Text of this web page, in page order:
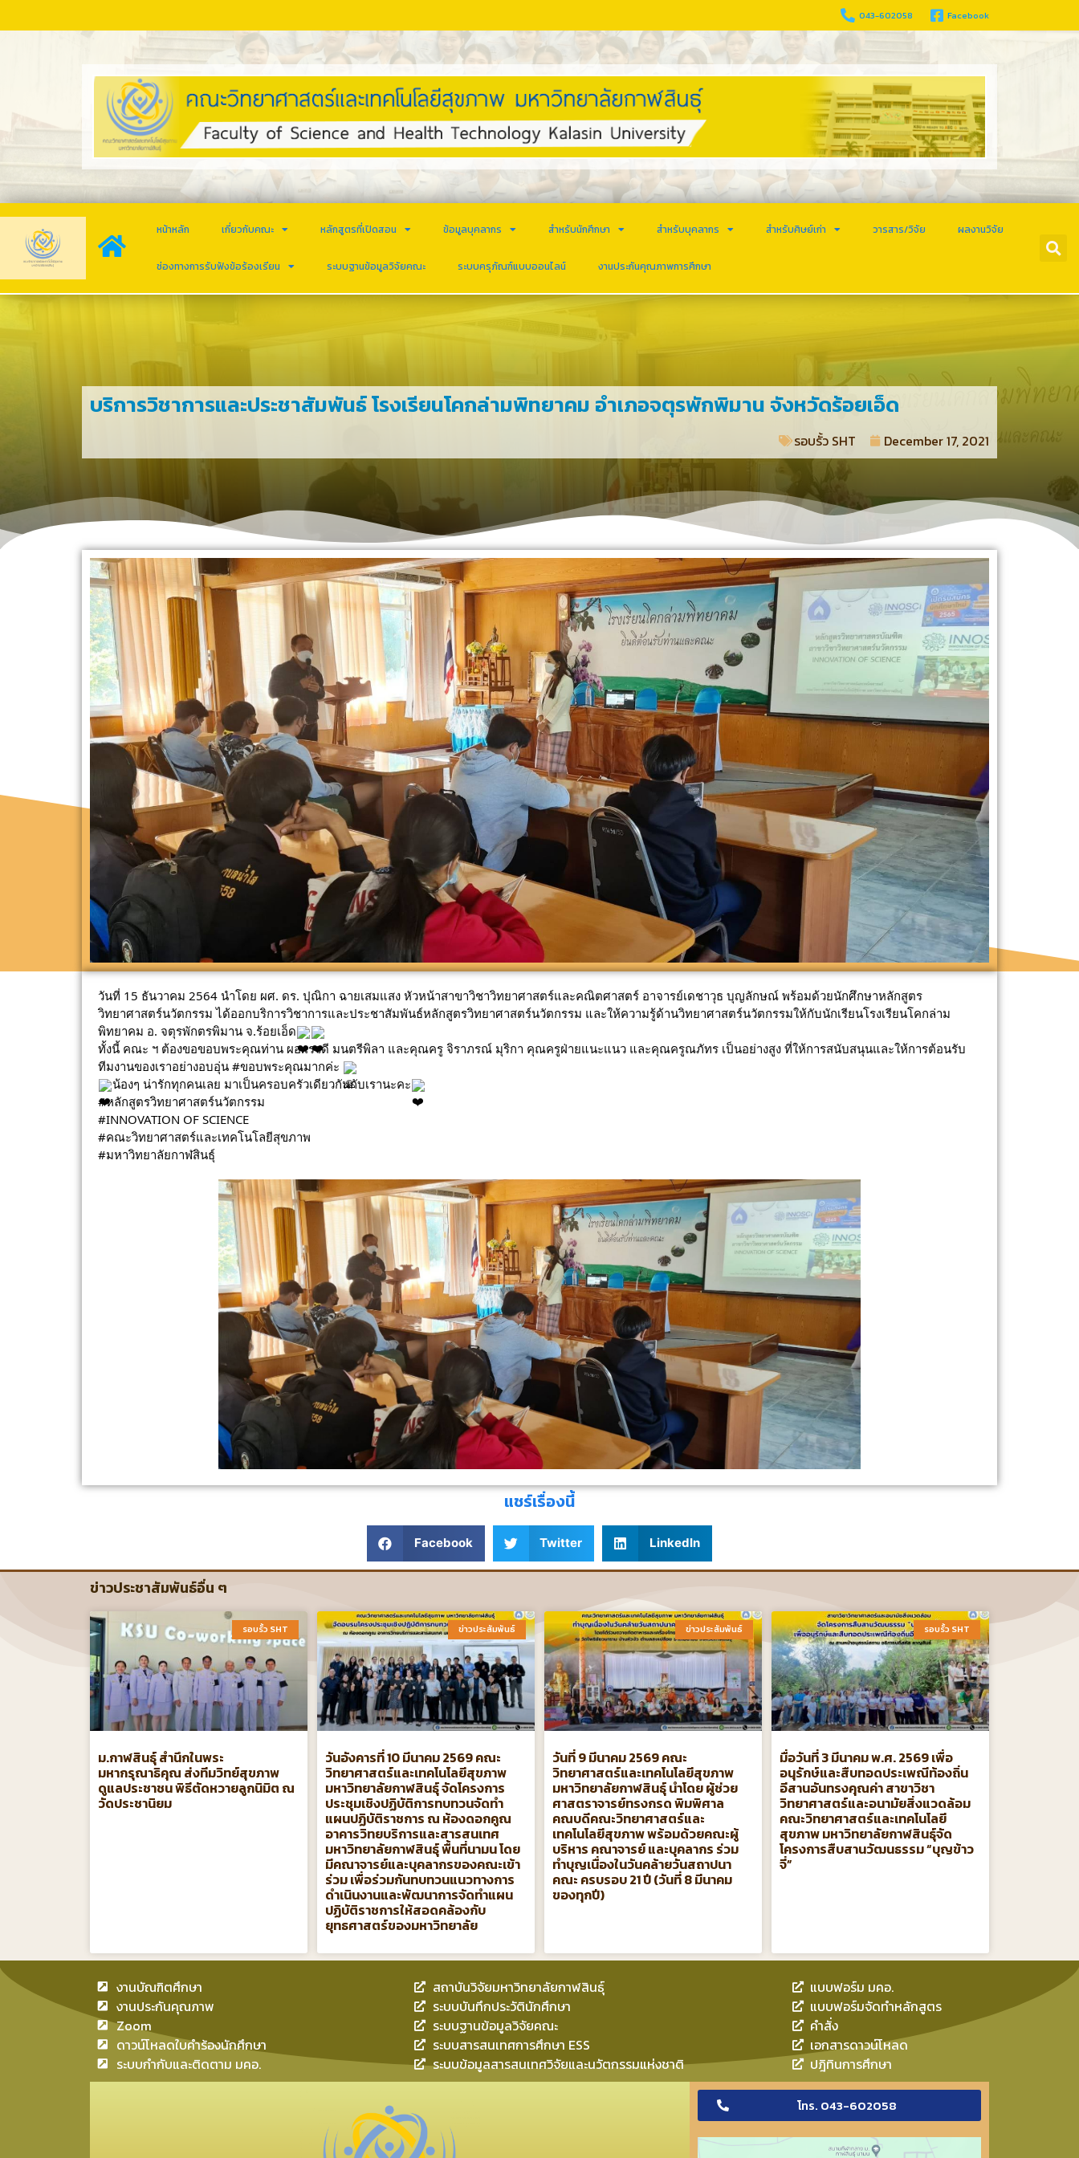
043-602058 Facebook
หน้าหลัก เกี่ยวกับคณะ หลักสูตรที่เปิดสอน ข้อมูลบุคลากร สำหรับนักศึกษา สำหรับบุคลากร สำหรับศิษย์เก่า วารสาร/วิจัย ผลงานวิจัย
ช่องทางการรับฟังข้อร้องเรียน ระบบฐานข้อมูลวิจัยคณะ ระบบครุภัณฑ์แบบออนไลน์ งานประกันคุณภาพการศึกษา
บริการวิชาการและประชาสัมพันธ์ โรงเรียนโคกล่ามพิทยาคม อำเภอจตุรพักพิมาน จังหวัดร้อยเอ็ด
รอบรั้ว SHT​ December 17, 2021
วันที่ 15 ธันวาคม 2564 นำโดย ผศ. ดร. ปุณิกา ฉายเสมแสง หัวหน้าสาขาวิชาวิทยาศาสตร์และคณิตศาสตร์ อาจารย์เดชาวุธ บุญลักษณ์ พร้อมด้วยนักศึกษาหลักสูตร
วิทยาศาสตร์นวัตกรรม ได้ออกบริการวิชาการและประชาสัมพันธ์หลักสูตรวิทยาศาสตร์นวัตกรรม และให้ความรู้ด้านวิทยาศาสตร์นวัตกรรมให้กับนักเรียนโรงเรียนโคกล่าม
พิทยาคม อ. จตุรพักตรพิมาน จ.ร้อยเอ็ด
ทั้งนี้ คณะ ฯ ต้องขอขอบพระคุณท่าน ผอ.เรวดี มนตรีพิลา และคุณครู จิราภรณ์ มุริกา คุณครูฝ่ายแนะแนว และคุณครูณภัทร เป็นอย่างสูง ที่ให้การสนับสนุนและให้การต้อนรับ
ทีมงานของเราอย่างอบอุ่น #ขอบพระคุณมากค่ะ
น้องๆ น่ารักทุกคนเลย มาเป็นครอบครัวเดียวกันกับเรานะคะ
#หลักสูตรวิทยาศาสตร์นวัตกรรม
#INNOVATION OF SCIENCE
#คณะวิทยาศาสตร์และเทคโนโลยีสุขภาพ
#มหาวิทยาลัยกาฬสินธุ์
แชร์เรื่องนี้
Facebook Twitter LinkedIn
ข่าวประชาสัมพันธ์อื่น ๆ
รอบรั้ว SHT​
ม.กาฬสินธุ์ สำนึกในพระ
มหากรุณาธิคุณ ส่งทีมวิทย์สุขภาพ
ดูแลประชาชน พิธีตัดหวายลูกนิมิต ณ
วัดประชานิยม
ข่าวประสัมพันธ์​
วันอังคารที่ 10 มีนาคม 2569 คณะ
วิทยาศาสตร์และเทคโนโลยีสุขภาพ
มหาวิทยาลัยกาฬสินธุ์ จัดโครงการ
ประชุมเชิงปฏิบัติการทบทวนจัดทํา
แผนปฏิบัติราชการ ณ ห้องดอกคูณ
อาคารวิทยบริการและสารสนเทศ
มหาวิทยาลัยกาฬสินธุ์ พื้นที่นามน โดย
มีคณาจารย์และบุคลากรของคณะเข้า
ร่วม เพื่อร่วมกันทบทวนแนวทางการ
ดำเนินงานและพัฒนาการจัดทำแผน
ปฏิบัติราชการให้สอดคล้องกับ
ยุทธศาสตร์ของมหาวิทยาลัย
ข่าวประสัมพันธ์​
วันที่ 9 มีนาคม 2569 คณะ
วิทยาศาสตร์และเทคโนโลยีสุขภาพ
มหาวิทยาลัยกาฬสินธุ์ นำโดย ผู้ช่วย
ศาสตราจารย์ทรงกรด พิมพิศาล
คณบดีคณะวิทยาศาสตร์และ
เทคโนโลยีสุขภาพ พร้อมด้วยคณะผู้
บริหาร คณาจารย์ และบุคลากร ร่วม
ทำบุญเนื่องในวันคล้ายวันสถาปนา
คณะ ครบรอบ 21 ปี (วันที่ 8 มีนาคม
ของทุกปี)
รอบรั้ว SHT​
มื่อวันที่ 3 มีนาคม พ.ศ. 2569 เพื่อ
อนุรักษ์และสืบทอดประเพณีท้องถิ่น
อีสานอันทรงคุณค่า สาขาวิชา
วิทยาศาสตร์และอนามัยสิ่งแวดล้อม
คณะวิทยาศาสตร์และเทคโนโลยี
สุขภาพ มหาวิทยาลัยกาฬสินธุ์จัด
โครงการสืบสานวัฒนธรรม “บุญข้าว
จี่”
งานบัณฑิตศึกษา
งานประกันคุณภาพ
Zoom
ดาวน์โหลดใบคำร้องนักศึกษา
ระบบกำกับและติดตาม มคอ.
สถาบันวิจัยมหาวิทยาลัยกาฬสินธุ์
ระบบบันทึกประวัตินักศึกษา
ระบบฐานข้อมูลวิจัยคณะ
ระบบสารสนเทศการศึกษา ESS
ระบบข้อมูลสารสนเทศวิจัยและนวัตกรรมแห่งชาติ
แบบฟอร์ม มคอ.
แบบฟอร์มจัดทำหลักสูตร
คำสั่ง
เอกสารดาวน์โหลด
ปฎิทินการศึกษา
โทร. 043-602058